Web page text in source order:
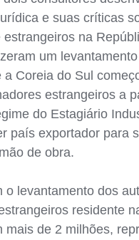
e suas críticas
na
um
a Coreia do Sul
estrangeiros a
do Estagiário
país exportador para
de obra.
o levantamento dos
residente
mais de 2 milhões,